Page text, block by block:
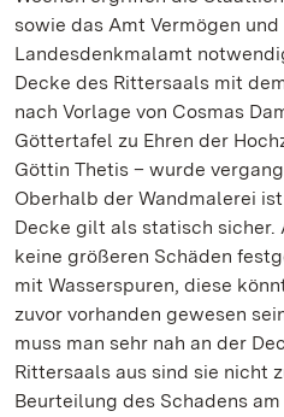
sowie das Amt Vermögen
Landesdenkmalamt
Decke des Rittersaals mit
nach Vorlage von Cosmas
Göttertafel zu Ehren der
Göttin Thetis – wurde
Oberhalb der Wandmalerei
Decke gilt als statisch sicher.
keine größeren Schäden
mit Wasserspuren, diese
zuvor vorhanden gewesen
muss man sehr nah an der
Rittersaals aus sind sie nicht
Beurteilung des Schadens